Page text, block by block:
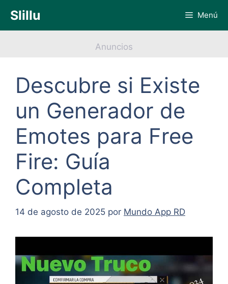
contenido
Slillu Menú
Anuncios
Descubre si Existe
un Generador de
Emotes para Free
Fire: Guía
Completa
14 de agosto de 2025 por Mundo App RD